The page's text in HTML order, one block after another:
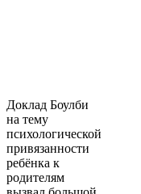
Доклад Боулби
на тему
психологической
привязанности
ребёнка к
родителям